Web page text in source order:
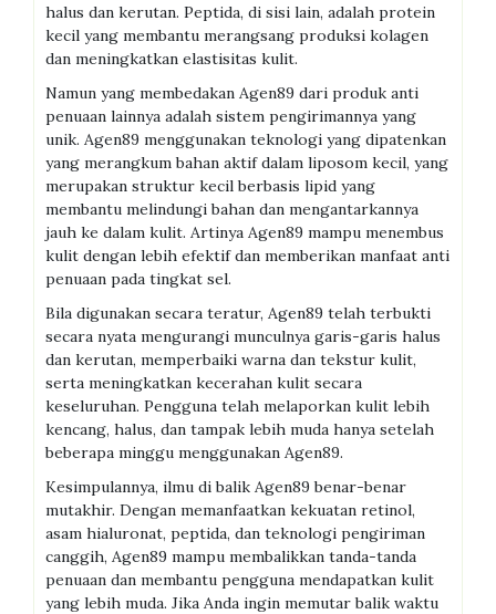
halus dan kerutan. Peptida, di sisi lain, adalah protein
kecil yang membantu merangsang produksi kolagen
dan meningkatkan elastisitas kulit.
Namun yang membedakan Agen89 dari produk anti
penuaan lainnya adalah sistem pengirimannya yang
unik. Agen89 menggunakan teknologi yang dipatenkan
yang merangkum bahan aktif dalam liposom kecil, yang
merupakan struktur kecil berbasis lipid yang
membantu melindungi bahan dan mengantarkannya
jauh ke dalam kulit. Artinya Agen89 mampu menembus
kulit dengan lebih efektif dan memberikan manfaat anti
penuaan pada tingkat sel.
Bila digunakan secara teratur, Agen89 telah terbukti
secara nyata mengurangi munculnya garis-garis halus
dan kerutan, memperbaiki warna dan tekstur kulit,
serta meningkatkan kecerahan kulit secara
keseluruhan. Pengguna telah melaporkan kulit lebih
kencang, halus, dan tampak lebih muda hanya setelah
beberapa minggu menggunakan Agen89.
Kesimpulannya, ilmu di balik Agen89 benar-benar
mutakhir. Dengan memanfaatkan kekuatan retinol,
asam hialuronat, peptida, dan teknologi pengiriman
canggih, Agen89 mampu membalikkan tanda-tanda
penuaan dan membantu pengguna mendapatkan kulit
yang lebih muda. Jika Anda ingin memutar balik waktu